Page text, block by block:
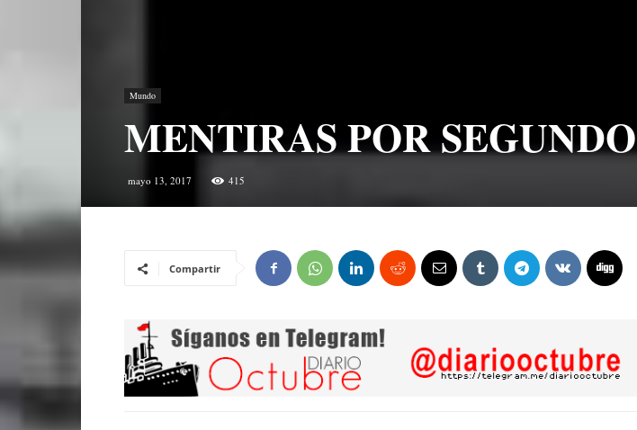
Mundo
MENTIRAS POR SEGUNDO
mayo 13, 2017 415
Compartir